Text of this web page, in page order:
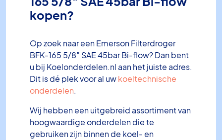
kopen?
Op zoek naar een Emerson Filterdroger
BFK-165 5/8″ SAE 45bar Bi-flow? Dan bent
u bij Koelonderdelen.nl aan het juiste adres.
Dit is dé plek voor al uwkoeltechnische
onderdelen.
Wij hebben een uitgebreid assortiment van
hoogwaardige onderdelen die te
gebruiken zijn binnen de koel- en